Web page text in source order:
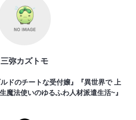
三弥カズトモ
ドのチートな受付嬢』『異世界で 上
魔法使いのゆるふわ人材派遣生活~』